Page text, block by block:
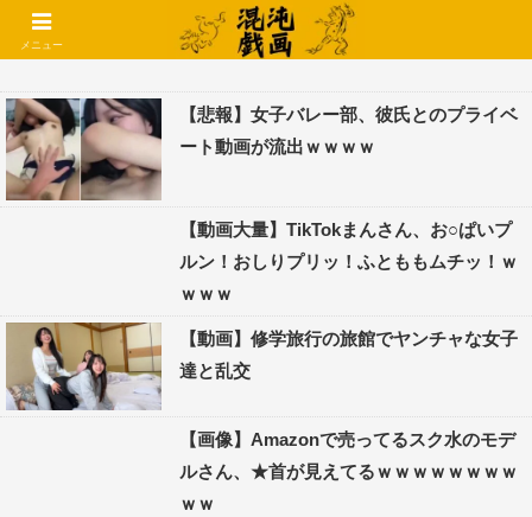
コメントでコテハン使えるようになりました🌱
【悲報】女子バレー部、彼氏とのプライベ
ート動画が流出ｗｗｗｗ
【動画大量】TikTokまんさん、お○ぱいプ
ルン！おしりプリッ！ふとももムチッ！ｗ
ｗｗｗ
【動画】修学旅行の旅館でヤンチャな女子
達と乱交
【画像】Amazonで売ってるスク水のモデ
ルさん、★首が見えてるｗｗｗｗｗｗｗｗ
ｗｗ
メニュー